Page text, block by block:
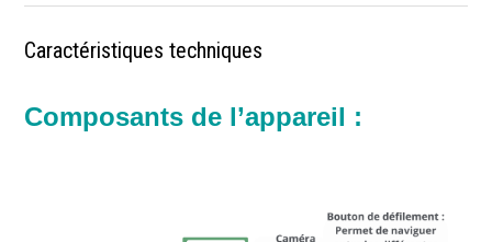
Caractéristiques techniques
Composants de l’appareil :